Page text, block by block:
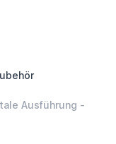
Ausführung -